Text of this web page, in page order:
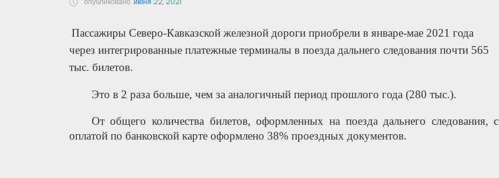
Пассажиры Северо-Кавказской железной дороги приобрели в январе-мае 2021 года
через интегрированные платежные терминалы в поезда дальнего следования почти 565
тыс. билетов.
Это в 2 раза больше, чем за аналогичный период прошлого года (280 тыс.).
От общего количества билетов, оформленных на поезда дальнего следования, с
оплатой по банковской карте оформлено 38% проездных документов.